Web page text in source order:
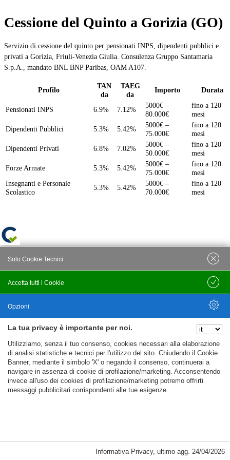
Cessione del Quinto a Gorizia (GO)
Servizio di cessione del quinto per pensionati INPS, dipendenti pubblici e
privati a Gorizia, Friuli-Venezia Giulia. Consulenza Gruppo Santamaria
S.p.A., mandato BNL BNP Paribas, OAM A107.
Profilo
TAN
da
TAEG
da
Importo Durata
Pensionati INPS 6.9% 7.12%
5000€ –
80.000€
fino a 120
mesi
Dipendenti Pubblici
5.3% 5.42%
5000€ –
75.000€
fino a 120
mesi
Dipendenti Privati
6.8% 7.02%
5000€ –
50.000€
fino a 120
mesi
Forze Armate
5.3% 5.42%
5000€ –
75.000€
fino a 120
mesi
Insegnanti e Personale
Scolastico
5.3% 5.42%
5000€ –
70.000€
fino a 120
mesi
La tua privacy è importante per noi.
Utilizziamo, senza il tuo consenso, cookies necessari alla elaborazione
di analisi statistiche e tecnici per l'utilizzo del sito. Chiudendo il Cookie
Banner, mediante il simbolo 'X' o negando il consenso, continuerai a
navigare in assenza di cookie di profilazione/marketing. Acconsentendo
invece all'uso dei cookies di profilazione/marketing potremo offrirti
messaggi pubblicitari corrispondenti alle tue esigenze.
Cookie Necessari, Tecnici di Sessione
Accetta tutti i Cookie
Solo Cookie Tecnici
Salva
Opzioni
Nascondi Opzioni
Informativa Privacy, ultimo agg. 24/04/2026